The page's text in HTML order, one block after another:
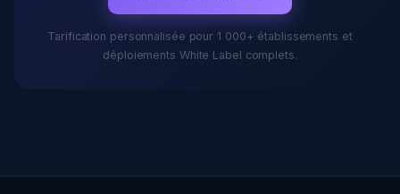
Tarification personnalisée pour 1 000+ établissements et
déploiements White Label complets.